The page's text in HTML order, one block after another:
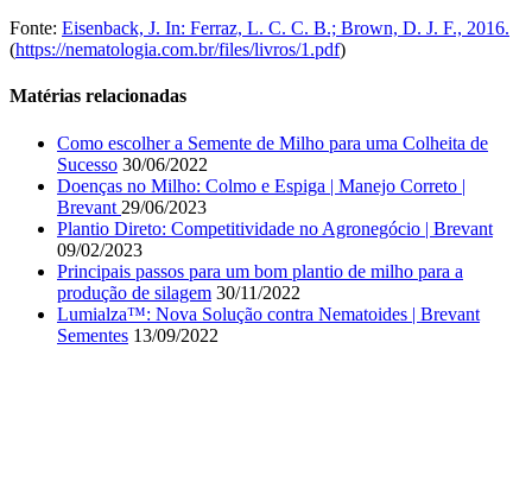
Fonte: Eisenback, J. In: Ferraz, L. C. C. B.; Brown, D. J. F., 2016.
(https://nematologia.com.br/files/livros/1.pdf)
Matérias relacionadas
Como escolher a Semente de Milho para uma Colheita de
Sucesso 30/06/2022
Doenças no Milho: Colmo e Espiga | Manejo Correto |
Brevant 29/06/2023
Plantio Direto: Competitividade no Agronegócio | Brevant
09/02/2023
Principais passos para um bom plantio de milho para a
produção de silagem 30/11/2022
Lumialza™: Nova Solução contra Nematoides | Brevant
Sementes 13/09/2022